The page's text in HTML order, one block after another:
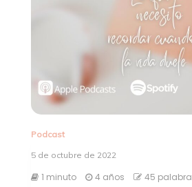
Podcast
5 de octubre de 2022
1 minuto 4 años 45